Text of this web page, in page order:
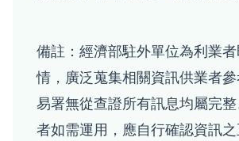
備註：經濟部駐外單位為利業
情，廣泛蒐集相關資訊供業者
易署無從查證所有訊息均屬完
者如需運用，應自行確認資訊